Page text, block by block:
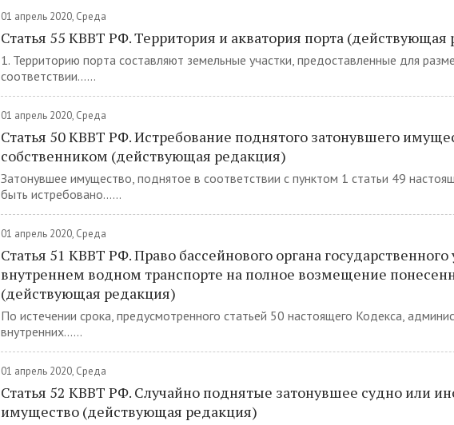
01 апрель 2020, Среда
Статья 55 КВВТ РФ. Территория и акватория порта (действующая
1. Территорию порта составляют земельные участки, предоставленные для
соответствии......
01 апрель 2020, Среда
Статья 50 КВВТ РФ. Истребование поднятого затонувшего
собственником (действующая редакция)
Затонувшее имущество, поднятое в соответствии с пунктом 1 статьи 49
быть истребовано......
01 апрель 2020, Среда
Статья 51 КВВТ РФ. Право бассейнового органа
внутреннем водном транспорте на полное возмещение
(действующая редакция)
По истечении срока, предусмотренного статьей 50 настоящего Кодекса,
внутренних......
01 апрель 2020, Среда
Статья 52 КВВТ РФ. Случайно поднятые затонувшее судно или
имущество (действующая редакция)